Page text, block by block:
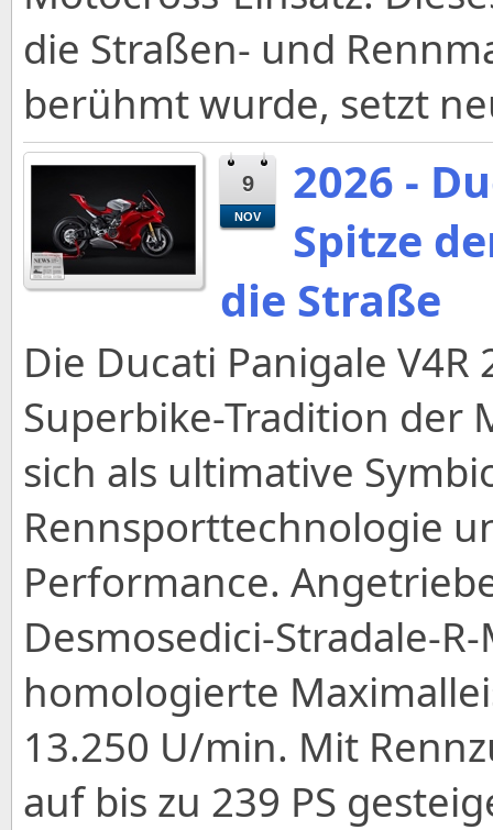
die Straßen- und
berühmt wurde, setzt
9
NOV
2026 -
Spitze
die Straße
Die Ducati Panigale
Superbike-Tradition der
sich als ultimative
Rennsporttechnologie
Performance.
Desmosedici-Stradale-
homologierte
13.250 U/min. Mit
auf bis zu 239 PS